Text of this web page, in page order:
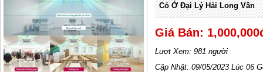
Có Ở Đại Lý Hải Long Vân
Giá Bán:
Lượt Xem: 981 người
Cập Nhật: 09/05/2023 Lúc 06